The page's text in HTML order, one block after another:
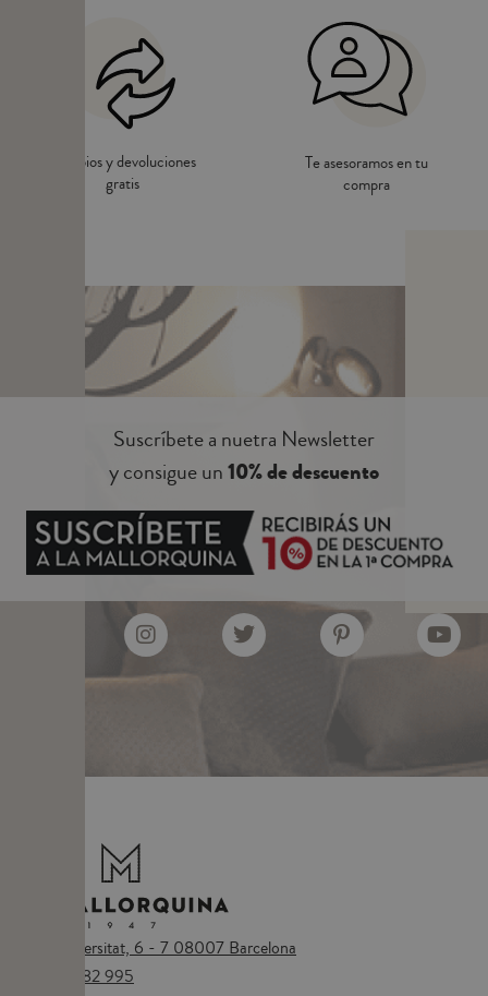
Cambios y devoluciones
gratis
Te asesoramos en tu
compra
Suscríbete a nuetra Newsletter
y consigue un10% de descuento
Plaça Universitat, 6 - 7 08007 Barcelona
673 482 995